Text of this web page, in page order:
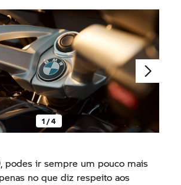
1 / 4
podes ir sempre um pouco mais
no que diz respeito aos